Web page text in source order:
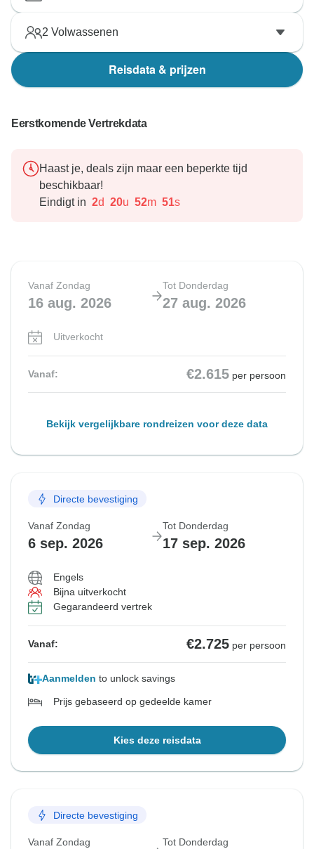
2 Volwassenen
Reisdata & prijzen
Eerstkomende Vertrekdata
Haast je, deals zijn maar een beperkte tijd
beschikbaar!
Eindigt in 2d 20u 52m 49s
Vanaf Zondag
16 aug. 2026
Tot Donderdag
27 aug. 2026
Uitverkocht
Vanaf: €2.615 per persoon
Bekijk vergelijkbare rondreizen voor deze data
Directe bevestiging
Vanaf Zondag
6 sep. 2026
Tot Donderdag
17 sep. 2026
Engels
Bijna uitverkocht
Gegarandeerd vertrek
Vanaf: €2.725 per persoon
Aanmelden to unlock savings
Prijs gebaseerd op gedeelde kamer
Kies deze reisdata
Directe bevestiging
Vanaf Zondag Tot Donderdag